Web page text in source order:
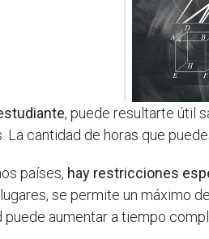
, puede resultarte útil
La cantidad de horas que
países, hay restricciones
se permite un máximo
puede aumentar a tiempo